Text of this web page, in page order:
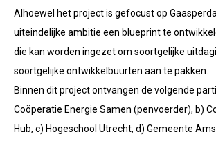
Alhoewel het project is gefocust op
uiteindelijke ambitie een blueprint te
die kan worden ingezet om soortgelijke
soortgelijke ontwikkelbuurten aan te pakken.
Binnen dit project ontvangen de volgende
Coöperatie Energie Samen (penvoerder), b)
Hub, c) Hogeschool Utrecht, d) Gemeente